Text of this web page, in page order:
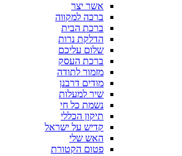
אשר יצר
ברכה למקווה
ברכת הבית
הדלקת נרות
שלום עליכם
ברכת העסק
מזמור לתודה
מודים דרבנן
שיר למעלות
נשמת כל חי
תיקון הכללי
קדיש על ישראל
האש שלי
פטום הקטורת